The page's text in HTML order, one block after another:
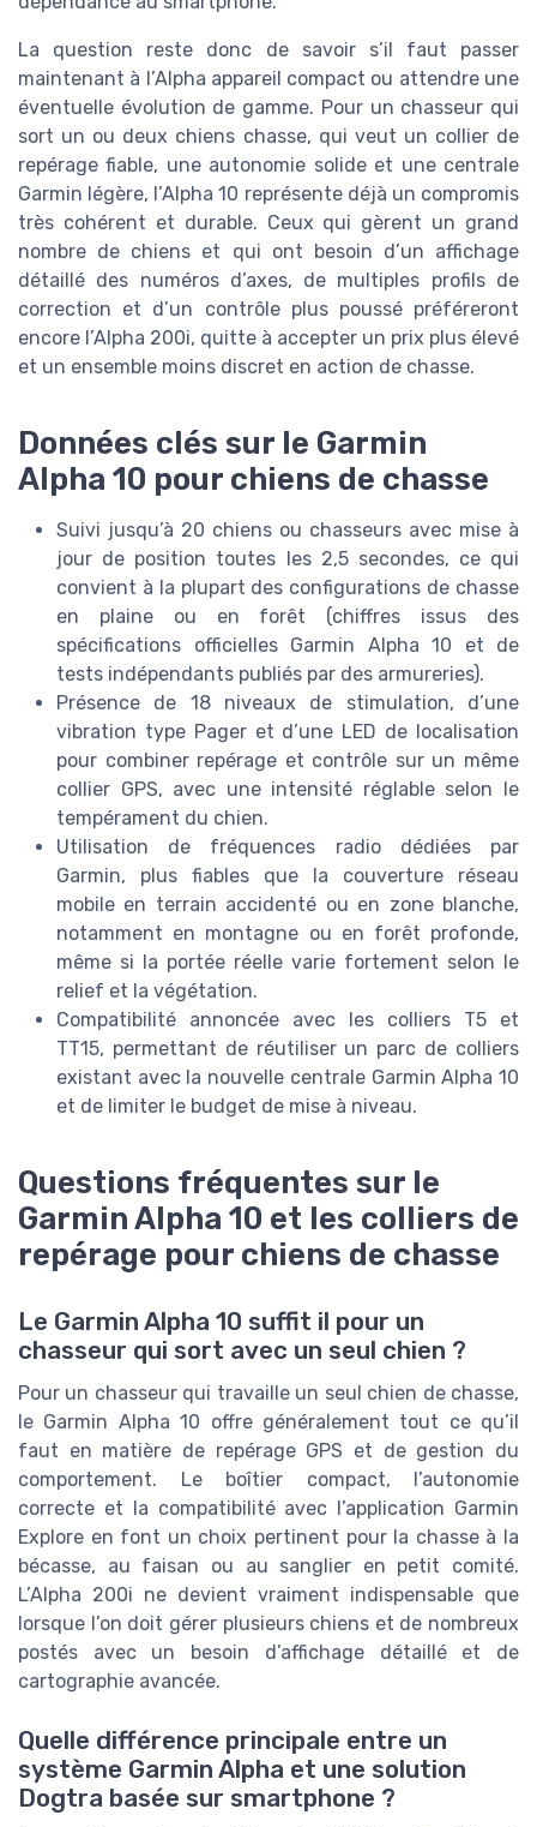
La question reste donc de savoir s’il faut passer
maintenant à l’Alpha appareil compact ou attendre une
éventuelle évolution de gamme. Pour un chasseur qui
sort un ou deux chiens chasse, qui veut un collier de
repérage fiable, une autonomie solide et une centrale
Garmin légère, l’Alpha 10 représente déjà un compromis
très cohérent et durable. Ceux qui gèrent un grand
nombre de chiens et qui ont besoin d’un affichage
détaillé des numéros d’axes, de multiples profils de
correction et d’un contrôle plus poussé préféreront
encore l’Alpha 200i, quitte à accepter un prix plus élevé
et un ensemble moins discret en action de chasse.
Données clés sur le Garmin
Alpha 10 pour chiens de chasse
Suivi jusqu’à 20 chiens ou chasseurs avec mise à
jour de position toutes les 2,5 secondes, ce qui
convient à la plupart des configurations de chasse
en plaine ou en forêt (chiffres issus des
spécifications officielles Garmin Alpha 10 et de
tests indépendants publiés par des armureries).
Présence de 18 niveaux de stimulation, d’une
vibration type Pager et d’une LED de localisation
pour combiner repérage et contrôle sur un même
collier GPS, avec une intensité réglable selon le
tempérament du chien.
Utilisation de fréquences radio dédiées par
Garmin, plus fiables que la couverture réseau
mobile en terrain accidenté ou en zone blanche,
notamment en montagne ou en forêt profonde,
même si la portée réelle varie fortement selon le
relief et la végétation.
Compatibilité annoncée avec les colliers T5 et
TT15, permettant de réutiliser un parc de colliers
existant avec la nouvelle centrale Garmin Alpha 10
et de limiter le budget de mise à niveau.
Questions fréquentes sur le
Garmin Alpha 10 et les colliers de
repérage pour chiens de chasse
Le Garmin Alpha 10 suffit il pour un
chasseur qui sort avec un seul chien ?
Pour un chasseur qui travaille un seul chien de chasse,
le Garmin Alpha 10 offre généralement tout ce qu’il
faut en matière de repérage GPS et de gestion du
comportement. Le boîtier compact, l’autonomie
correcte et la compatibilité avec l’application Garmin
Explore en font un choix pertinent pour la chasse à la
bécasse, au faisan ou au sanglier en petit comité.
L’Alpha 200i ne devient vraiment indispensable que
lorsque l’on doit gérer plusieurs chiens et de nombreux
postés avec un besoin d’affichage détaillé et de
cartographie avancée.
Quelle différence principale entre un
système Garmin Alpha et une solution
Dogtra basée sur smartphone ?